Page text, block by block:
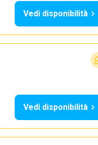
Vedi disponibilità
Vedi disponibilità